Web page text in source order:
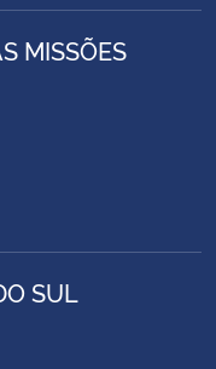
MISSÕES
SUL